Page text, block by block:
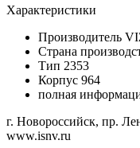
Характеристики
Производитель
Страна
Тип 2353
Корпус 964
полная
г. Новороссийск, пр.
www.isnv.ru